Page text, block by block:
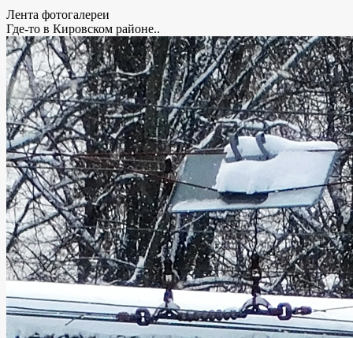
Лента фотогалереи
Где-то в Кировском районе..